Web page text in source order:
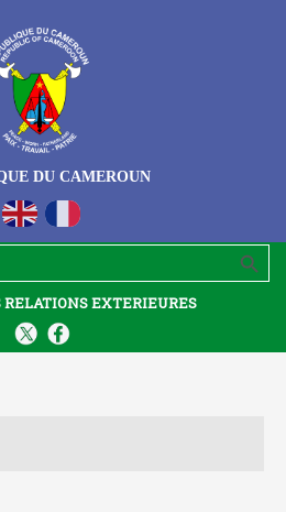
DU CAMEROUN
Search Button
EXTERIEURES